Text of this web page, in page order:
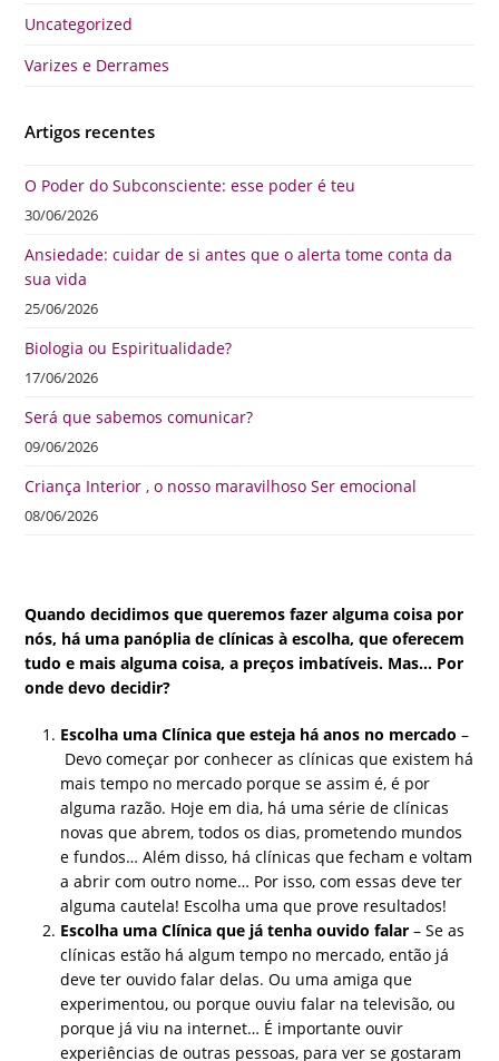
Uncategorized
Varizes e Derrames
Artigos recentes
O Poder do Subconsciente: esse poder é teu
30/06/2026
Ansiedade: cuidar de si antes que o alerta tome conta da
sua vida
25/06/2026
Biologia ou Espiritualidade?
17/06/2026
Será que sabemos comunicar?
09/06/2026
Criança Interior , o nosso maravilhoso Ser emocional
08/06/2026
Quando decidimos que queremos fazer alguma coisa por
nós, há uma panóplia de clínicas à escolha, que oferecem
tudo e mais alguma coisa, a preços imbatíveis. Mas… Por
onde devo decidir?
Escolha uma Clínica que esteja há anos no mercado –
Devo começar por conhecer as clínicas que existem há
mais tempo no mercado porque se assim é, é por
alguma razão. Hoje em dia, há uma série de clínicas
novas que abrem, todos os dias, prometendo mundos
e fundos… Além disso, há clínicas que fecham e voltam
a abrir com outro nome… Por isso, com essas deve ter
alguma cautela! Escolha uma que prove resultados!
Escolha uma Clínica que já tenha ouvido falar – Se as
clínicas estão há algum tempo no mercado, então já
deve ter ouvido falar delas. Ou uma amiga que
experimentou, ou porque ouviu falar na televisão, ou
porque já viu na internet… É importante ouvir
experiências de outras pessoas, para ver se gostaram